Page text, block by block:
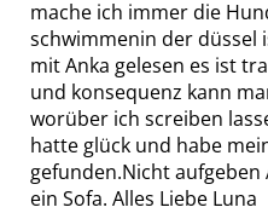
mache ich immer die
schwimmenin der düssel
mit Anka gelesen es ist
und konsequenz kann
worüber ich screiben
hatte glück und habe
gefunden.Nicht
ein Sofa. Alles Liebe Luna